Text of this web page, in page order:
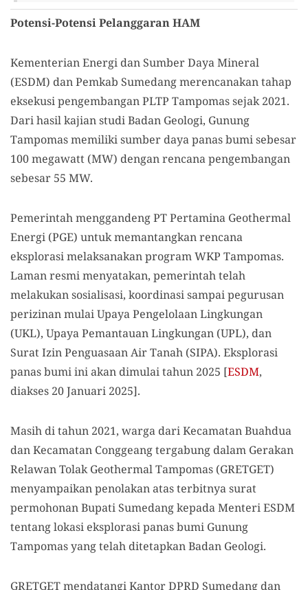
Potensi-Potensi Pelanggaran HAM
Kementerian Energi dan Sumber Daya Mineral
(ESDM) dan Pemkab Sumedang merencanakan tahap
eksekusi pengembangan PLTP Tampomas sejak 2021.
Dari hasil kajian studi Badan Geologi, Gunung
Tampomas memiliki sumber daya panas bumi sebesar
100 megawatt (MW) dengan rencana pengembangan
sebesar 55 MW.
Pemerintah menggandeng PT Pertamina Geothermal
Energi (PGE) untuk memantangkan rencana
eksplorasi melaksanakan program WKP Tampomas.
Laman resmi menyatakan, pemerintah telah
melakukan sosialisasi, koordinasi sampai pegurusan
perizinan mulai Upaya Pengelolaan Lingkungan
(UKL), Upaya Pemantauan Lingkungan (UPL), dan
Surat Izin Penguasaan Air Tanah (SIPA). Eksplorasi
panas bumi ini akan dimulai tahun 2025 [ESDM,
diakses 20 Januari 2025].
Masih di tahun 2021, warga dari Kecamatan Buahdua
dan Kecamatan Conggeang tergabung dalam Gerakan
Relawan Tolak Geothermal Tampomas (GRETGET)
menyampaikan penolakan atas terbitnya surat
permohonan Bupati Sumedang kepada Menteri ESDM
tentang lokasi eksplorasi panas bumi Gunung
Tampomas yang telah ditetapkan Badan Geologi.
GRETGET mendatangi Kantor DPRD Sumedang dan